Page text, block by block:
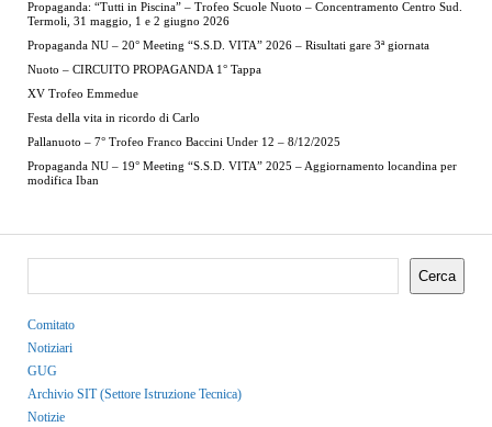
Propaganda: “Tutti in Piscina” – Trofeo Scuole Nuoto – Concentramento Centro Sud.
Termoli, 31 maggio, 1 e 2 giugno 2026
Propaganda NU – 20° Meeting “S.S.D. VITA” 2026 – Risultati gare 3ª giornata
Nuoto – CIRCUITO PROPAGANDA 1° Tappa
XV Trofeo Emmedue
Festa della vita in ricordo di Carlo
Pallanuoto – 7° Trofeo Franco Baccini Under 12 – 8/12/2025
Propaganda NU – 19° Meeting “S.S.D. VITA” 2025 – Aggiornamento locandina per
modifica Iban
Cerca
Comitato
Notiziari
GUG
Archivio SIT (Settore Istruzione Tecnica)
Notizie